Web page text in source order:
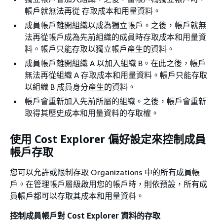
帳戶就無法再從 存取成本和用量資料。
成員帳戶離開組織以成為獨立帳戶。之後，帳戶就無
法再從帳戶成為先前組織的成員時存取成本和用量資
料。帳戶只能存取以獨立帳戶產生的資料。
成員帳戶離開組織 A 以加入組織 B。在此之後，帳戶
無法再從組織 A 存取成本和用量資料。帳戶只能存取
以組織 B 成員身分產生的資料。
帳戶會重新加入先前所屬的組織。之後，帳戶會重新
取得其歷史成本和用量資料的存取權。
使用 Cost Explorer 偏好設定來控制成員
帳戶存取
您可以允許或限制存取 Organizations 中的所有成員帳
戶。在管理帳戶層級啟用您的帳戶時，則依預設，所有成
員帳戶都可以存取其成本和用量資料。
控制成員帳戶對 Cost Explorer 資料的存取